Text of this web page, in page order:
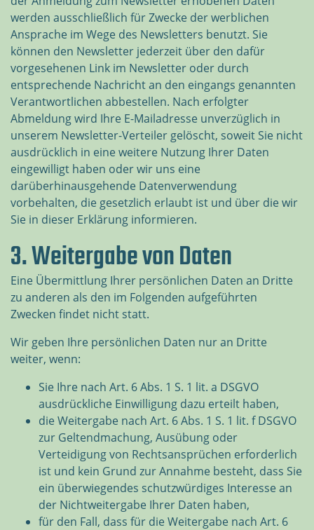
werden ausschließlich für Zwecke der werblichen
Ansprache im Wege des Newsletters benutzt. Sie
können den Newsletter jederzeit über den dafür
vorgesehenen Link im Newsletter oder durch
entsprechende Nachricht an den eingangs genannten
Verantwortlichen abbestellen. Nach erfolgter
Abmeldung wird Ihre E-Mailadresse unverzüglich in
unserem Newsletter-Verteiler gelöscht, soweit Sie nicht
ausdrücklich in eine weitere Nutzung Ihrer Daten
eingewilligt haben oder wir uns eine
darüberhinausgehende Datenverwendung
vorbehalten, die gesetzlich erlaubt ist und über die wir
Sie in dieser Erklärung informieren.
3. Weitergabe von Daten
Eine Übermittlung Ihrer persönlichen Daten an Dritte
zu anderen als den im Folgenden aufgeführten
Zwecken findet nicht statt.
Wir geben Ihre persönlichen Daten nur an Dritte
weiter, wenn:
Sie Ihre nach Art. 6 Abs. 1 S. 1 lit. a DSGVO
ausdrückliche Einwilligung dazu erteilt haben,
die Weitergabe nach Art. 6 Abs. 1 S. 1 lit. f DSGVO
zur Geltendmachung, Ausübung oder
Verteidigung von Rechtsansprüchen erforderlich
ist und kein Grund zur Annahme besteht, dass Sie
ein überwiegendes schutzwürdiges Interesse an
der Nichtweitergabe Ihrer Daten haben,
für den Fall, dass für die Weitergabe nach Art. 6